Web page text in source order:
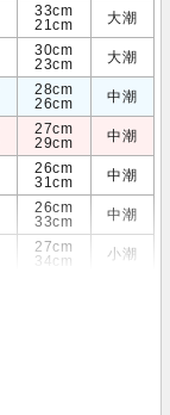
33cm
21cm
大潮
30cm
23cm
大潮
28cm
26cm
中潮
27cm
29cm
中潮
26cm
31cm
中潮
26cm
33cm
中潮
27cm
34cm
小潮